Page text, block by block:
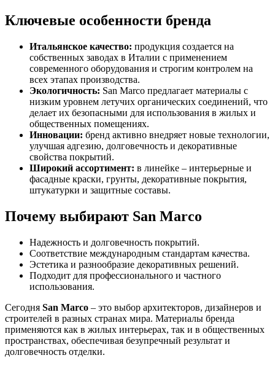
Ключевые особенности бренда
Итальянское качество: продукция создается на
собственных заводах в Италии с применением
современного оборудования и строгим контролем на
всех этапах производства.
Экологичность: San Marco предлагает материалы с
низким уровнем летучих органических соединений, что
делает их безопасными для использования в жилых и
общественных помещениях.
Инновации: бренд активно внедряет новые технологии,
улучшая адгезию, долговечность и декоративные
свойства покрытий.
Широкий ассортимент: в линейке – интерьерные и
фасадные краски, грунты, декоративные покрытия,
штукатурки и защитные составы.
Почему выбирают San Marco
Надежность и долговечность покрытий.
Соответствие международным стандартам качества.
Эстетика и разнообразие декоративных решений.
Подходит для профессионального и частного
использования.
Сегодня San Marco – это выбор архитекторов, дизайнеров и
строителей в разных странах мира. Материалы бренда
применяются как в жилых интерьерах, так и в общественных
пространствах, обеспечивая безупречный результат и
долговечность отделки.